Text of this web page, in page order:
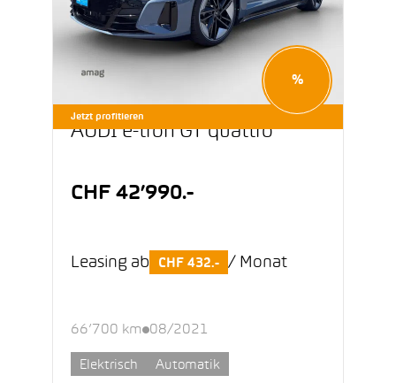
Jetzt profitieren
%
AUDI e-tron GT quattro
CHF 42’990.-
Leasing ab CHF 432.- / Monat
66’700 km 08/2021
Elektrisch Automatik